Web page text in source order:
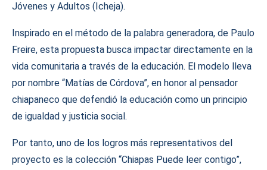
Jóvenes y Adultos (Icheja).
Inspirado en el método de la palabra generadora, de Paulo
Freire, esta propuesta busca impactar directamente en la
vida comunitaria a través de la educación. El modelo lleva
por nombre “Matías de Córdova”, en honor al pensador
chiapaneco que defendió la educación como un principio
de igualdad y justicia social.
Por tanto, uno de los logros más representativos del
proyecto es la colección “Chiapas Puede leer contigo”,